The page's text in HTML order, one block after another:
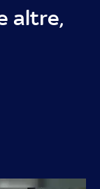
altre,